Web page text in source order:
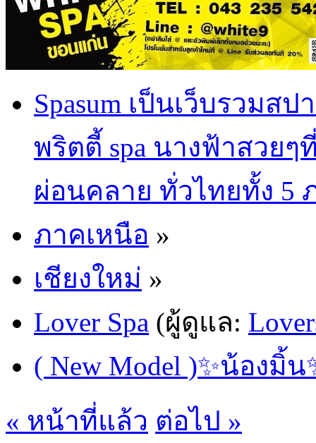
Spasum เป็นเว็บรวม
พริตตี้ spa นางฟ้าสวย
ผ่อนคลาย ทั่วไทยทั้ง 5
ภาคเหนือ »
เชียงใหม่ »
Lover Spa (ผู้ดูแล:
( New Model )✨น้องมิ้
« หน้าที่แล้ว ต่อไป »